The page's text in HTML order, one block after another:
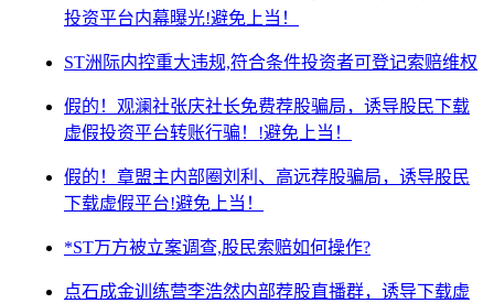
投资平台内幕曝光!避免上当！
ST洲际内控重大违规,符合条件投资者可登记索赔维权
假的！观澜社张庆社长免费荐股骗局，诱导股民下载
虚假投资平台转账行骗！!避免上当！
假的！章盟主内部圈刘利、高远荐股骗局，诱导股民
下载虚假平台!避免上当！
*ST万方被立案调查,股民索赔如何操作?
点石成金训练营李浩然内部荐股直播群，诱导下载虚